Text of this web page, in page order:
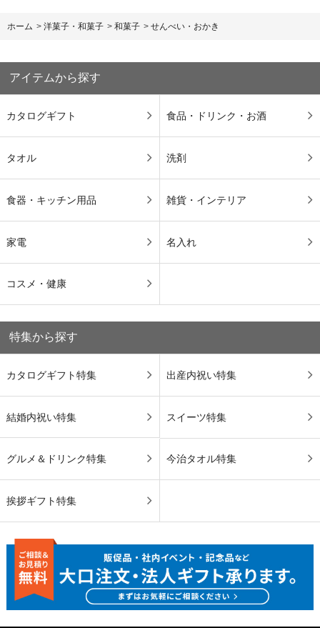
ホーム > 洋菓子・和菓子 > 和菓子 > せんべい・おかき
アイテムから探す
カタログギフト 食品・ドリンク・お酒
タオル 洗剤
食器・キッチン用品 雑貨・インテリア
家電 名入れ
コスメ・健康
特集から探す
カタログギフト特集 出産内祝い特集
結婚内祝い特集 スイーツ特集
グルメ＆ドリンク特集 今治タオル特集
挨拶ギフト特集